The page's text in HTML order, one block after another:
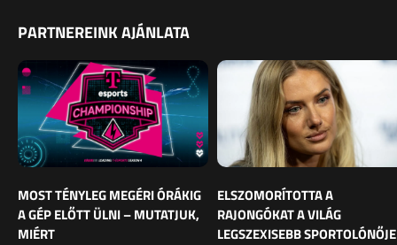
PARTNEREINK AJÁNLATA
MOST TÉNYLEG MEGÉRI ÓRÁKIG
A GÉP ELŐTT ÜLNI – MUTATJUK,
MIÉRT
ELSZOMORÍTOTTA A
RAJONGÓKAT A VILÁG
LEGSZEXISEBB SPORTOLÓNŐJE